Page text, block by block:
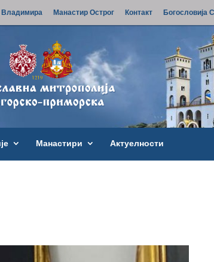
Владимира Манастир Острог Контакт Богословија
Манастири Актуелности